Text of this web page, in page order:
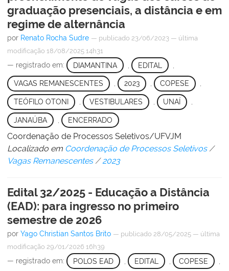
graduação presenciais, a distância e em
regime de alternância
por Renato Rocha Sudre — publicado 23/06/2023 — última
modificação 18/08/2025 14h31
— registrado em: DIAMANTINA EDITAL
VAGAS REMANESCENTES , 2023 , COPESE ,
TEÓFILO OTONI VESTIBULARES UNAÍ
JANAÚBA ENCERRADO
Coordenação de Processos Seletivos/UFVJM
Localizado em Coordenação de Processos Seletivos /
Vagas Remanescentes /2023
Edital 32/2025 - Educação a Distância
(EAD): para ingresso no primeiro
semestre de 2026
por Yago Christian Santos Brito — publicado 28/05/2025 — última
modificação 29/01/2026 16h39
— registrado em: POLOS EAD EDITAL COPESE